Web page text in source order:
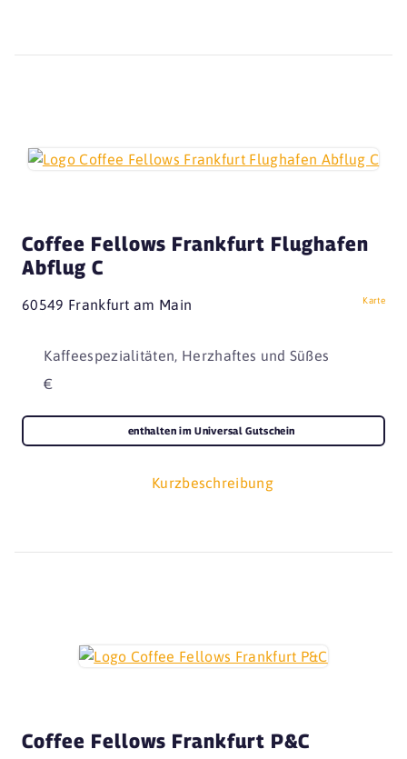
Coffee Fellows Frankfurt Flughafen
Abflug C
60549 Frankfurt am Main Karte
Kaffeespezialitäten, Herzhaftes und Süßes
€
Kurzbeschreibung
enthalten im Universal Gutschein
Coffee Fellows Frankfurt P&C